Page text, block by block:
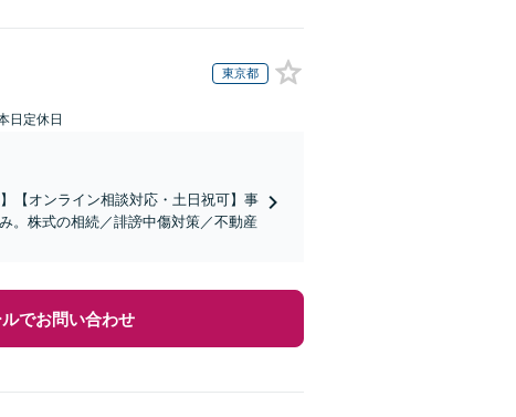
東京都
日定休日
【オンライン相談対応・土日祝可】事
。株式の相続／誹謗中傷対策／不動産
ルでお問い合わせ